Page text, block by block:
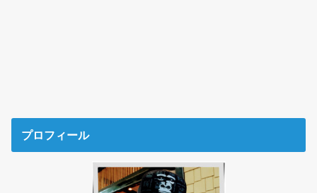
プロフィール